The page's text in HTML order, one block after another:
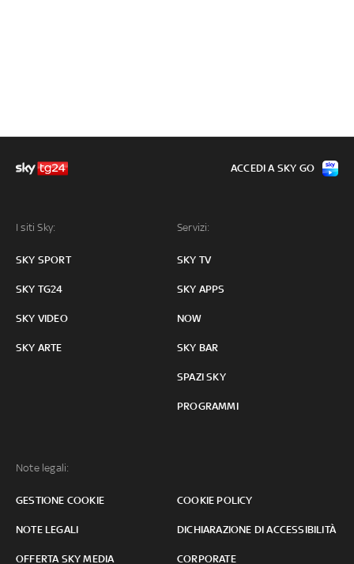
I siti Sky:
SKY SPORT
SKY TG24
SKY VIDEO
SKY ARTE
Servizi:
SKY TV
SKY APPS
NOW
SKY BAR
SPAZI SKY
PROGRAMMI
Note legali:
GESTIONE COOKIE COOKIE POLICY
NOTE LEGALI DICHIARAZIONE DI ACCESSIBILITÀ
OFFERTA SKY MEDIA CORPORATE
ACCEDI A SKY GO